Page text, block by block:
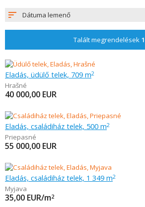
Dátuma lemenő
Talált megrendelések
Eladás, üdülő telek, 709 m2
Hrašné
40 000,00 EUR
Eladás, családiház telek, 500 m2
Priepasné
55 000,00 EUR
Eladás, családiház telek, 1 349 m2
Myjava
35,00 EUR/m2